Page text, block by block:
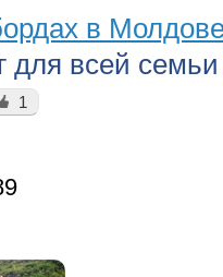
в
для всей
1